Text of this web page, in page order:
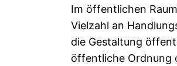
r
k
u
n
Im öffentlichen
Vielzahl an
die Gestaltung
öffentliche Ordnung